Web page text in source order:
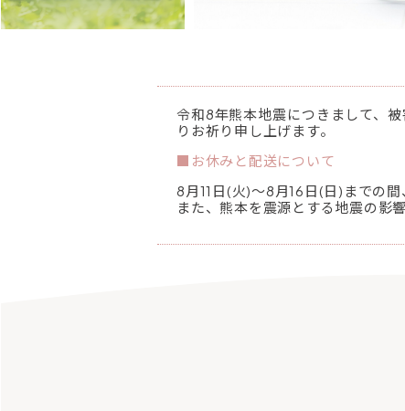
令和8年熊本地震につきまして、
りお祈り申し上げます。
■お休みと配送について
8月11日(火)～8月16日(日)までの
また、熊本を震源とする地震の影